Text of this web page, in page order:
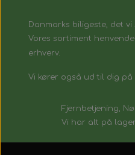
Danmarks biligeste, det vi
Vores sortiment
erhverv.
Vi kører også ud til dig på
Fjernbetjening,
Vi har alt på